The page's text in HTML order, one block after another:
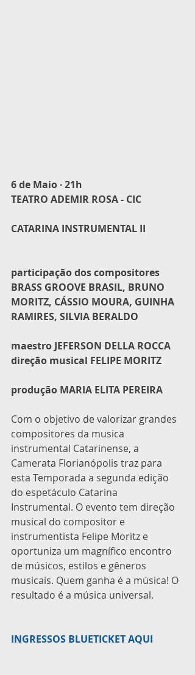
6 de Maio ∙ 21h
TEATRO ADEMIR ROSA - CIC
CATARINA INSTRUMENTAL II
participação dos compositores
BRASS GROOVE BRASIL, BRUNO
MORITZ, CÁSSIO MOURA, GUINHA
RAMIRES, SILVIA BERALDO
maestro JEFERSON DELLA ROCCA
direção musical FELIPE MORITZ
produção MARIA ELITA PEREIRA
Com o objetivo de valorizar grandes
compositores da musica
instrumental Catarinense, a
Camerata Florianópolis traz para
esta Temporada a segunda edição
do espetáculo Catarina
Instrumental. O evento tem direção
musical do compositor e
instrumentista Felipe Moritz e
oportuniza um magnífico encontro
de músicos, estilos e gêneros
musicais. Quem ganha é a música! O
resultado é a música universal.
INGRESSOS BLUETICKET AQUI